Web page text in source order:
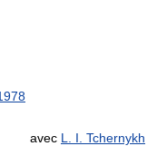
avec L. I. Tchernykh